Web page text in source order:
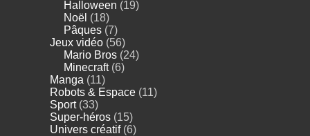
Halloween (19)
Noël (18)
Pâques (7)
Jeux vidéo (56)
Mario Bros (24)
Minecraft(6)
Manga (11)
Robots & Espace (11)
Sport(33)
Super-héros (15)
Univers créatif(6)